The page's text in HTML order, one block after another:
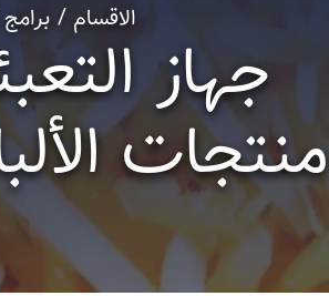
الاقسام /
جهاز
منتجات